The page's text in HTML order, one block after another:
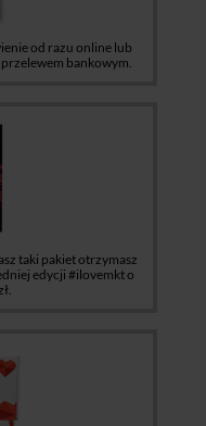
od razu online lub
bankowym.
taki pakiet otrzymasz
edycji #ilovemkt o